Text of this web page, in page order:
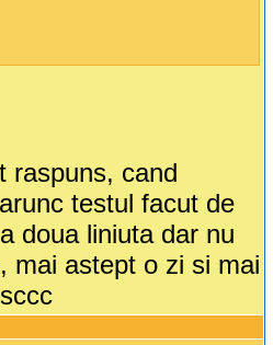
raspuns, cand
testul facut de
doua liniuta dar nu
mai astept o zi si mai